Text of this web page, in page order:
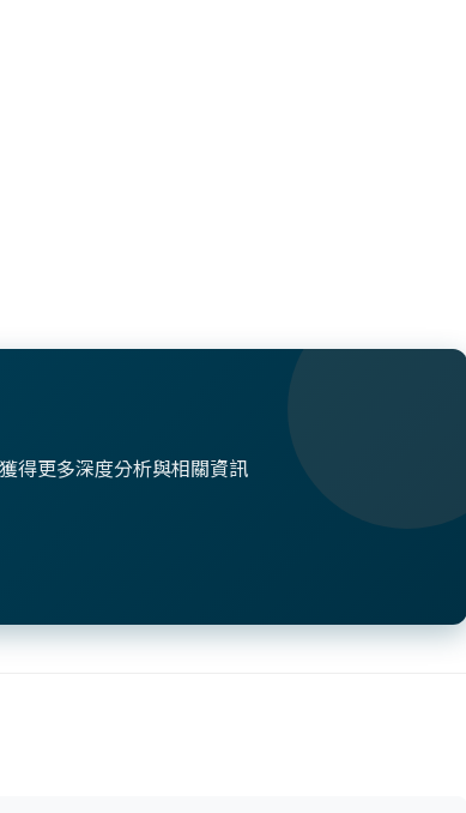
得更多深度分析與相關資訊